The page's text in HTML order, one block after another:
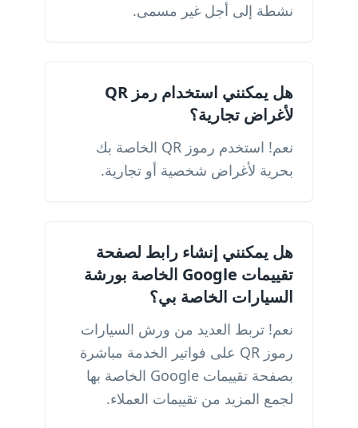
نشطة إلى أجل غير مسمى.
هل يمكنني استخدام رمز QR
لأغراض تجارية؟
نعم! استخدم رموز QR الخاصة بك
بحرية لأغراض شخصية أو تجارية.
هل يمكنني إنشاء رابط لصفحة
تقييمات Google الخاصة بورشة
السيارات الخاصة بي؟
نعم! تربط العديد من ورش السيارات
رموز QR على فواتير الخدمة مباشرة
بصفحة تقييمات Google الخاصة بها
لجمع المزيد من تقييمات العملاء.